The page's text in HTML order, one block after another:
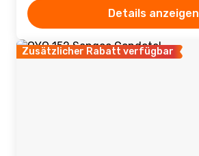
Details anzeigen
Zusätzlicher Rabatt verfügbar